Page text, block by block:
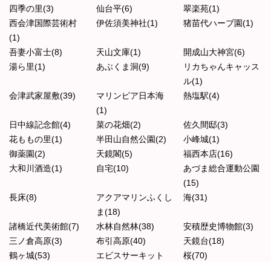
四季の里(3)
仙台平(6)
翠楽苑(1)
西会津国際芸術村
(1)
伊佐須美神社(1) 猪苗代ハーブ園(1)
吾妻小富士(8) 天山文庫(1)
開成山大神宮(6)
湯ら里(1)
あぶくま洞(9)
リカちゃんキャッス
ル(1)
会津武家屋敷(39)
マリンピア日本海
(1)
熱塩駅(4)
日中線記念館(4) 菜の花畑(2)
佐久間邸(3)
花ももの里(1)
半田山自然公園(2)
小峰城(1)
御薬園(2)
天鏡閣(5)
福西本店(16)
大和川酒造(1)
自宅(10)
あづま総合運動公園
(15)
長床(8)
アクアマリンふくし
ま(18)
海(31)
諸橋近代美術館(7) 水林自然林(38)
安積歴史博物館(3)
三ノ倉高原(3)
布引高原(40)
天鏡台(18)
鶴ヶ城(53)
エビスサーキット
桜(70)